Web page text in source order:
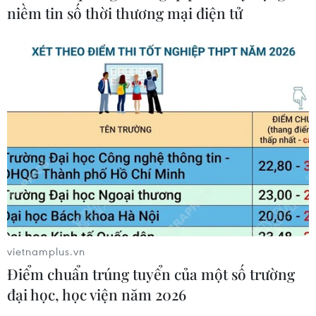
Hormuz
Tổng thống Iran nhấn mạnh Tehran
sẽ không bị ép buộc phải đầu hàng
08/08/2026 11:51
Mỹ có đang chuẩn bị một
chiến lược mới nhằm vào Iran?
07/08/2026 10:08
Mỹ can thiệp khẩn cấp, ngăn
Israel mở rộng đòn trừng phạt
niềm tin số thời thương mại điện tử
vietnamplus.vn
Điểm chuẩn trúng tuyển của một số trường
đại học, học viện năm 2026